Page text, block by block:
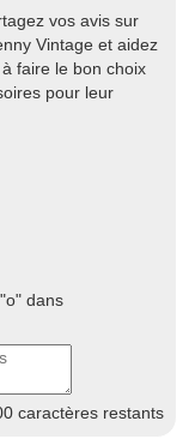
vos avis sur
Vintage et aidez
faire le bon choix
pour leur
dans
caractères restants